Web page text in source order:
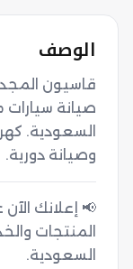
الوصف
وصيانة دورية.
📢 إعلانك
المنتجات